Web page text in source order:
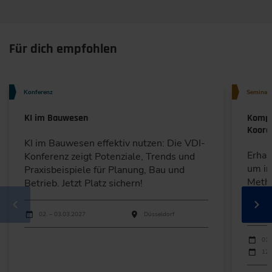
Für dich empfohlen
Konferenz
KI im Bauwesen
KI im Bauwesen effektiv nutzen: Die VDI-
Konferenz zeigt Potenziale, Trends und
Praxisbeispiele für Planung, Bau und
Betrieb. Jetzt Platz sichern!
Durchführungen
Veranstaltungsdatum Veranstaltungsort
02. – 03.03.2027 Düsseldorf
Seminar
um